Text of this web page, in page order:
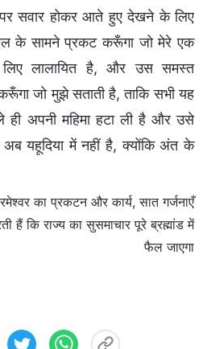
सवार होकर आते हुए देखने के लिए
के सामने प्रकट करूँगा जो मेरे एक
लालायित है, और उस समस्त
जो मुझे सताती है, ताकि सभी यह
अपनी महिमा हटा ली है और उसे
यहूदिया में नहीं है, क्योंकि अंत के
का प्रकटन और कार्य, सात गर्जनाएँ
हैं कि राज्य का सुसमाचार पूरे ब्रह्मांड में
फैल जाएगा